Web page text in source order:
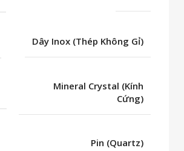
Dây Inox (Thép Không Gỉ)
Mineral Crystal (Kính
Cứng)
Pin (Quartz)